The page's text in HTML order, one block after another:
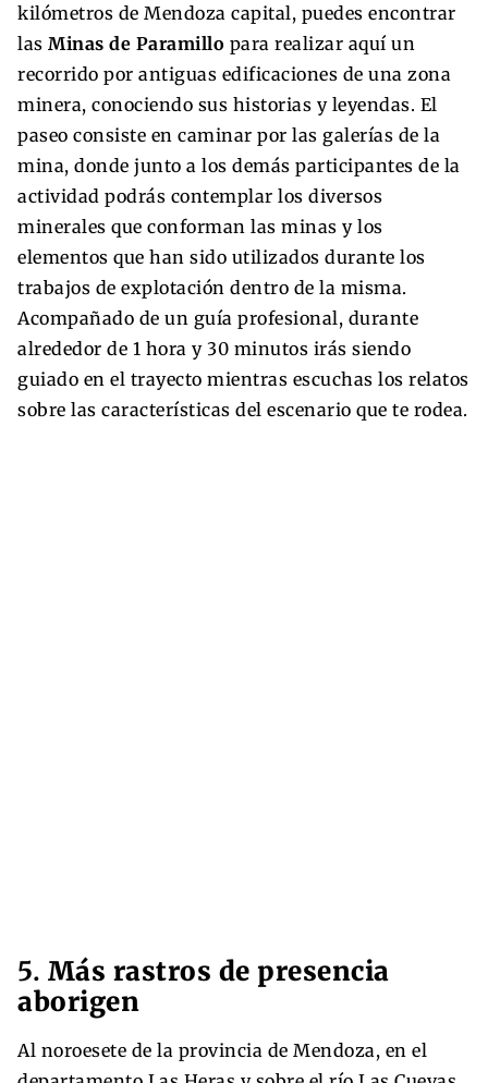
kilómetros de Mendoza capital, puedes encontrar
las Minas de Paramillo para realizar aquí un
recorrido por antiguas edificaciones de una zona
minera, conociendo sus historias y leyendas. El
paseo consiste en caminar por las galerías de la
mina, donde junto a los demás participantes de la
actividad podrás contemplar los diversos
minerales que conforman las minas y los
elementos que han sido utilizados durante los
trabajos de explotación dentro de la misma.
Acompañado de un guía profesional, durante
alrededor de 1 hora y 30 minutos irás siendo
guiado en el trayecto mientras escuchas los relatos
sobre las características del escenario que te rodea.
5. Más rastros de presencia
aborigen
Al noroesete de la provincia de Mendoza, en el